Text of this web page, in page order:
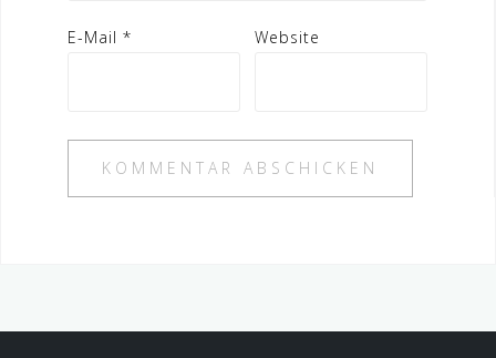
E-Mail * Website